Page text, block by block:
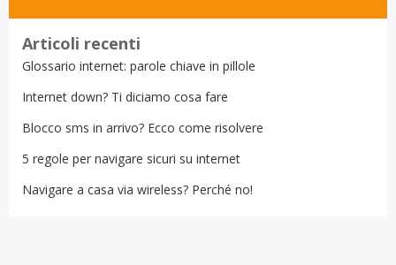
Articoli recenti
Glossario internet: parole chiave in pillole
Internet down? Ti diciamo cosa fare
Blocco sms in arrivo? Ecco come risolvere
5 regole per navigare sicuri su internet
Navigare a casa via wireless? Perché no!